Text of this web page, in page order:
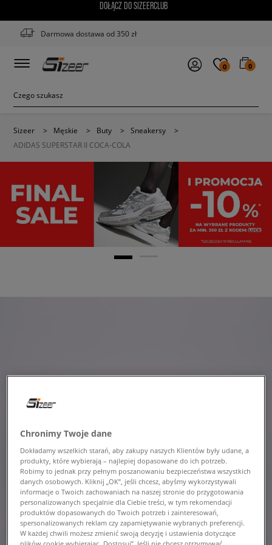
DOŁĄCZ DO SIZEERCLUB
Darmowa dostawa od 350 zł
0 0
Sizeer > Męskie > Buty > Sneakersy
>
ADIDAS SUPERSTAR II COCA-COLA
Chronimy Twoje dane
Dokładamy wszelkich starań, aby zakupy naszych Klientów były udane, a
produkty, które wybierają – najlepiej dopasowane do ich potrzeb.
Robimy to jednak przy pełnym poszanowaniu bezpieczeństwa wszystkich
danych osobowych. Kliknij „OK”, jeśli chcesz, abyśmy wykorzystywali
informacje o Twoich zachowaniach na naszej stronie do przygotowania
personalizowanych specjalnie dla Ciebie treści, w tym rekomendacji
produktów dopasowanych do Twoich potrzeb i zainteresowań,
spersonalizowanych reklam czy zapamiętywanie wybranych preferencji.
W każdej chwili możesz zmienić swoją decyzję i ustawienia dotyczące